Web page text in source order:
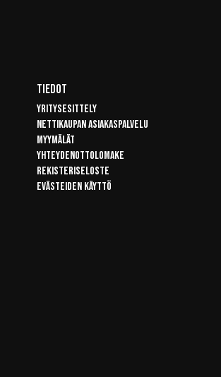
Tiedot
Yritysesittely
Nettikaupan asiakaspalvelu
Myymälät
Yhteydenottolomake
Rekisteriseloste
Evästeiden käyttö